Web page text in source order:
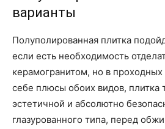
варианты
Полуполированная плитка
если есть необходимость
керамогранитом, но в проходных
себе плюсы обоих видов, плитка
эстетичной и абсолютно
глазурованного типа, перед